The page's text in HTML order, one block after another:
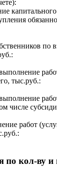
по
тыс.руб.:
числе
работ
по кол-ву